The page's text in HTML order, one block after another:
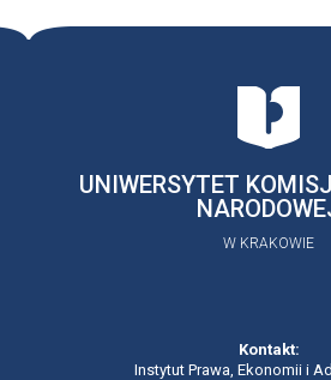
UNIWERSYTET
W KRAKOWIE
Kontakt:
Instytut Prawa, Ekonomii i